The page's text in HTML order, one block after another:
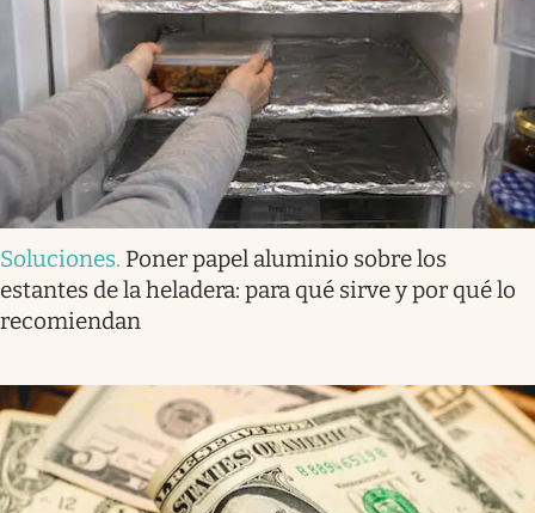
Soluciones. Poner papel aluminio sobre los
estantes de la heladera: para qué sirve y por qué lo
recomiendan